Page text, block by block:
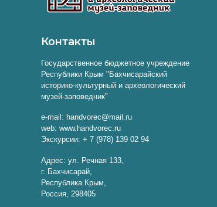
Контакты
Государственное бюджетное учреждение
Республики Крым "Бахчисарайский
историко-культурный и археологический
музей-заповедник"
e-mail: handvorec@mail.ru
web: www.handvorec.ru
Экскурсии: + 7 (978) 139 02 94
Адрес: ул. Речная 133,
г. Бахчисарай,
Республика Крым,
Россия, 298405